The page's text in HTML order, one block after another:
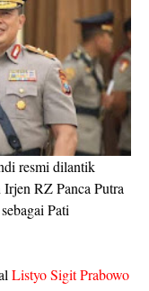
resmi dilantik
RZ Panca Putra
Pati
Listyo Sigit Prabowo